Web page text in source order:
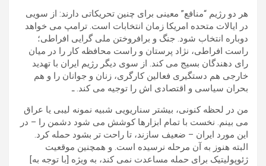
هر دو رژیم “منافع” معینی برای چنین تحریکاتی دارند: از سویی
در ایالات متحده امریکا زمان انتخابات است. ترامپ می خواهد
دوباره انتخاب شود. جنگ و برافروختن ملی گرایی افراطی؛
راست افراطی، نژاد پرستان و راست محافظه کار را در میان
رای دهندگان بسیج می کند. از سوی دیگر رژیم ایران با تهدید
خارجی هم دستگیری فعالین کارگری، زنان و جوانان را و هم
بحران سیاسی و اقتصادی اش را توجیه می کند. ـ
من در لحظه کنونی، بیشتر سناریویی شبیه نمونه لیبی یا عراق
می بینم. نخست با تمام ابزارها کوشش می شود دشمن را – در
این مورد ایران – ضعیف سازند، تا راحت تر بشود حمله کرد.
البته هنوز به آن مرحله نرسیده است. و همچنین موقعیت
ژئوپولیتیک برای حمله مساعدت نمی کند، به ویژه [با توجه به]